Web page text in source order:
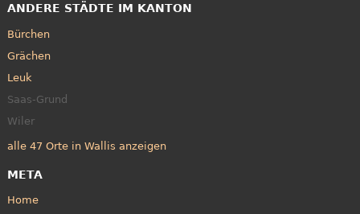
ANDERE STÄDTE IM KANTON
Bürchen
Grächen
Leuk
Saas-Grund
Wiler
alle 47 Orte in Wallis anzeigen
META
Home